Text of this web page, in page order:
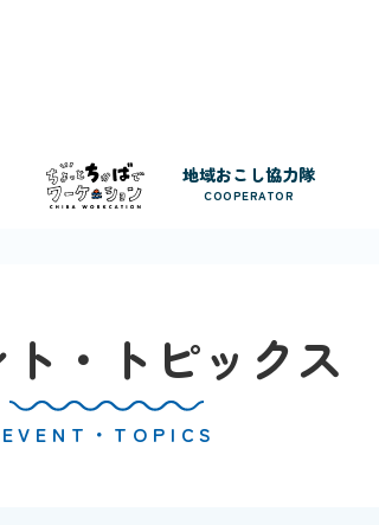
地域おこし協力隊
COOPERATOR
・トピックス
EVENT・TOPICS